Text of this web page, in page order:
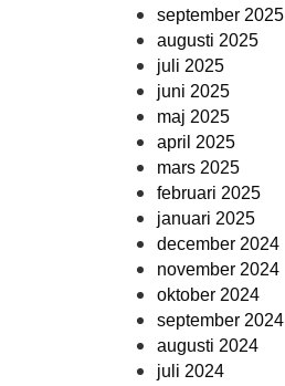
september 2025
augusti 2025
juli 2025
juni 2025
maj 2025
april 2025
mars 2025
februari 2025
januari 2025
december 2024
november 2024
oktober 2024
september 2024
augusti 2024
juli 2024